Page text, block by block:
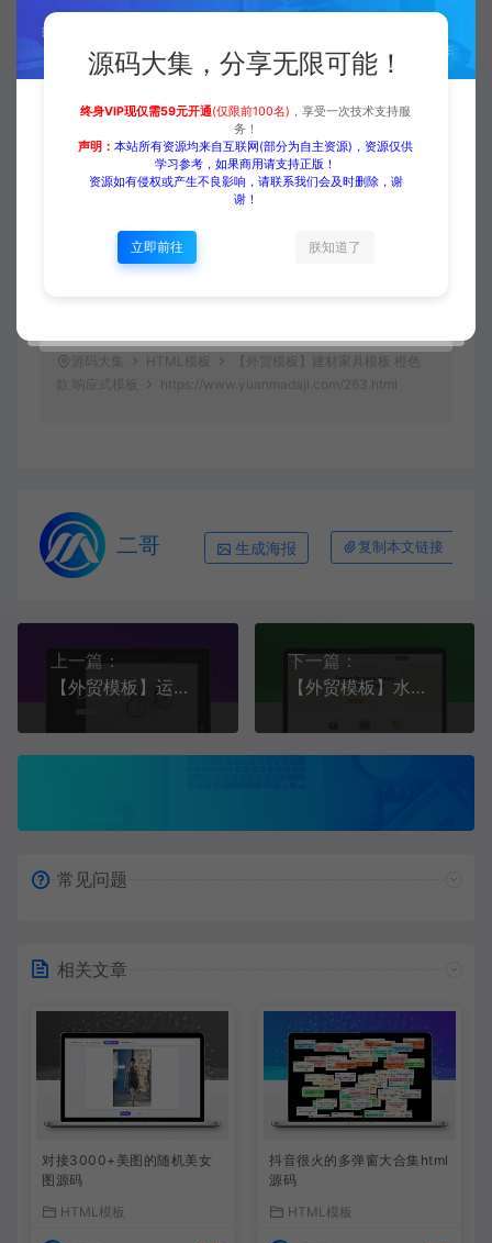
VIP折扣
收藏 (0) 点赞 (
源码大集 HTML模板
【外贸模板】建材家具模板 橙色
款 响应式模板
https://www.yuanmadaji.com/263.html
二哥 生成海报 复制本文链接
上一篇：
【外贸模板】运动器材代理商模板黑色款响应式模板
下一篇：
【外贸模板】水果生鲜类模板 浅绿款 响应式模板
常见问题
相关文章
对接3000+美图的随机美女
图源码
HTML模板
抖音很火的多弹窗大合集html
源码
HTML模板
源码大集，分享无限可能！
终身VIP现仅需59元开通(仅限前100名) ，享受一次技术支持服
务！
声明：本站所有资源均来自互联网(部分为自主资源)，资源仅供
学习参考，如果商用请支持正版！
资源如有侵权或产生不良影响，请联系我们会及时删除，谢
谢！
立即前往 朕知道了